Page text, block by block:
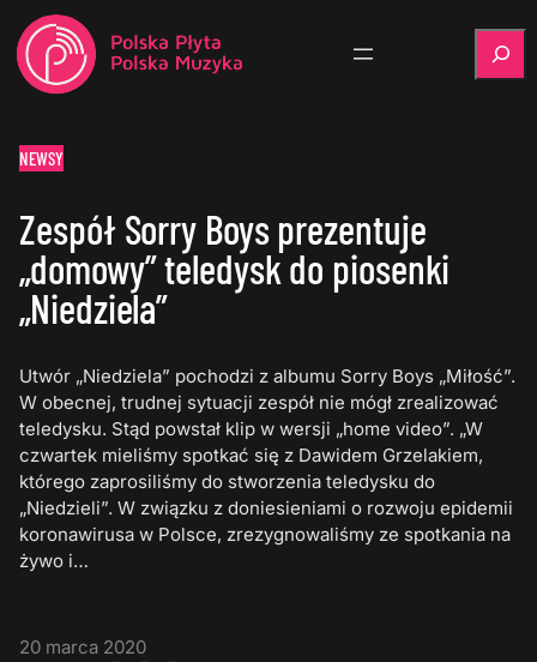
NEWSY
Zespół Sorry Boys prezentuje
„domowy” teledysk do piosenki
„Niedziela”
Utwór „Niedziela” pochodzi z albumu Sorry Boys „Miłość”.
W obecnej, trudnej sytuacji zespół nie mógł zrealizować
teledysku. Stąd powstał klip w wersji „home video”. „W
czwartek mieliśmy spotkać się z Dawidem Grzelakiem,
którego zaprosiliśmy do stworzenia teledysku do
„Niedzieli”. W związku z doniesieniami o rozwoju epidemii
koronawirusa w Polsce, zrezygnowaliśmy ze spotkania na
żywo i…
20 marca 2020